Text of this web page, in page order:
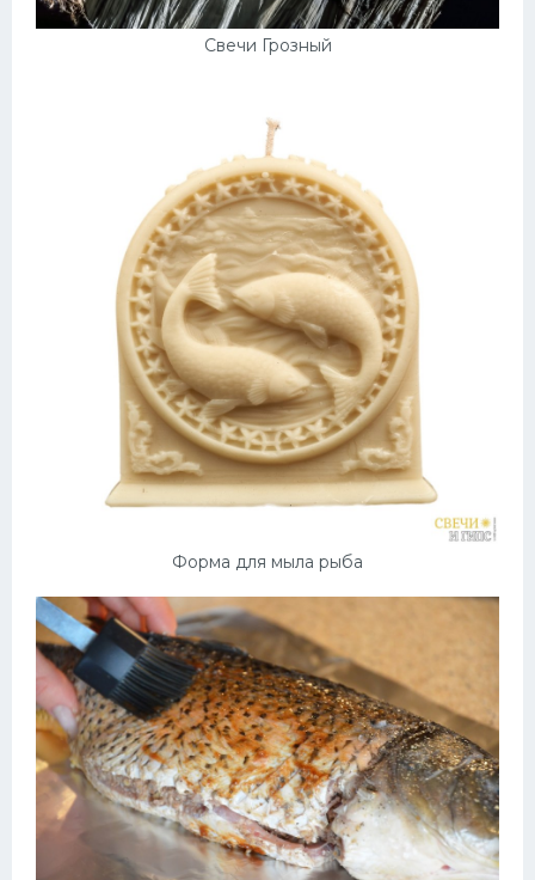
Свечи Грозный
Форма для мыла рыба